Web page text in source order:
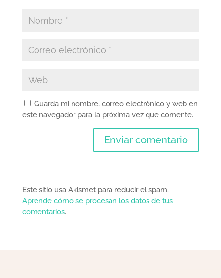
Guarda mi nombre, correo electrónico y web en
este navegador para la próxima vez que comente.
Este sitio usa Akismet para reducir el spam.
Aprende cómo se procesan los datos de tus
comentarios.